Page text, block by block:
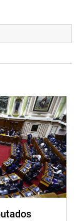
exclusiva un
de saneamiento y
de
descentralizadas
y Yurimaguas en
dialogar con las
fin de conocer sus
las entidades
dijo.
2026, así